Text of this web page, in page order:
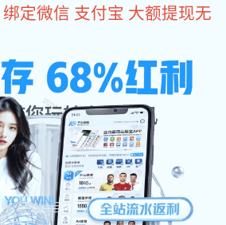
豪门国际: 豪门国
际
公司架构